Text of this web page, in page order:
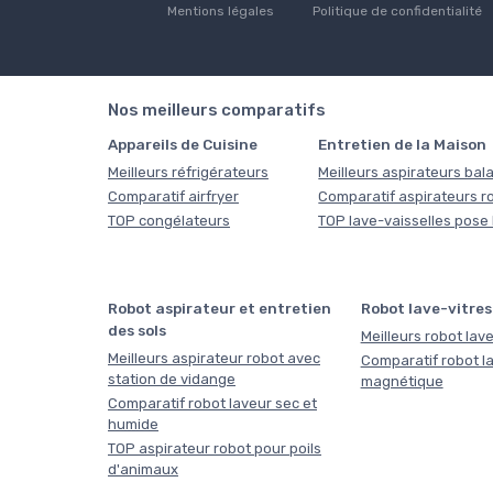
Mentions légales Politique de confidentialité
Nos meilleurs comparatifs
Appareils de Cuisine
Meilleurs réfrigérateurs
Comparatif airfryer
TOP congélateurs
Entretien de la Maison
Meilleurs aspirateurs
Comparatif aspirateurs
TOP lave-vaisselles pose
Robot aspirateur et entretien
des sols
Meilleurs aspirateur robot avec
station de vidange
Comparatif robot laveur sec et
humide
TOP aspirateur robot pour poils
d'animaux
Robot lave-vitres
Meilleurs robot
Comparatif robot
magnétique